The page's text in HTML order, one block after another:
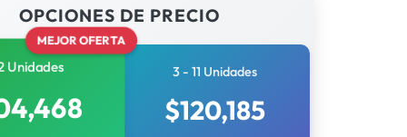
OPCIONES DE PRECIO
MEJOR OFERTA
Unidades 3 - 11 Unidades
$120,185